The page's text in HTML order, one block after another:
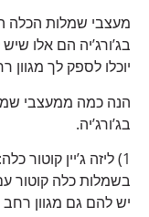
מעצבי שמלות הכלה
בג’ורג’יה הם אלו שיש
יוכלו לספק לך מגוון
הנה כמה ממעצבי
בג’ורג’יה.
בשמלות כלה קוטור עם
יש להם גם מגוון רחב